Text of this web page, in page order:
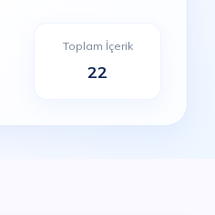
Toplam İçerik
22